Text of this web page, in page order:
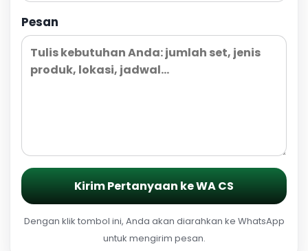
Pesan
Kirim Pertanyaan ke WA CS
Dengan klik tombol ini, Anda akan diarahkan ke WhatsApp
untuk mengirim pesan.